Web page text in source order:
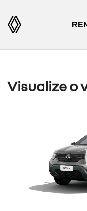
Visualize o